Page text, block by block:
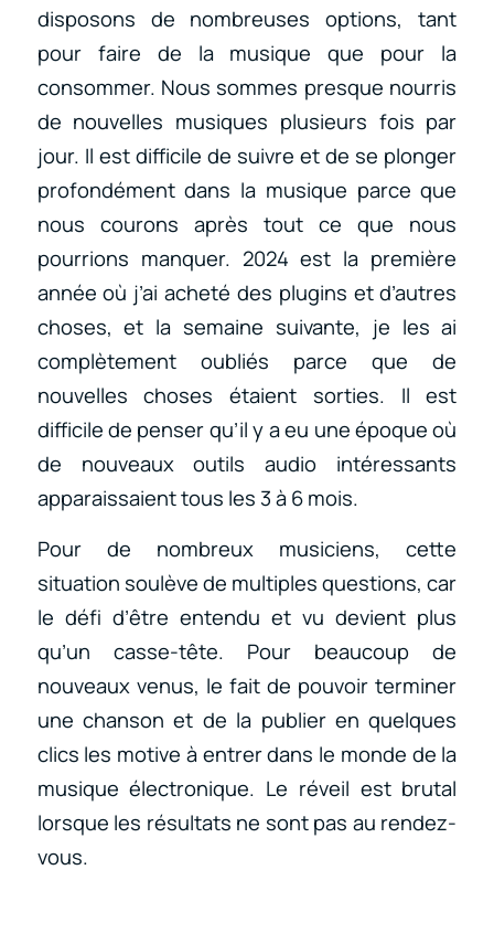
disposons de nombreuses options, tant
pour faire de la musique que pour la
consommer. Nous sommes presque nourris
de nouvelles musiques plusieurs fois par
jour. Il est difficile de suivre et de se plonger
profondément dans la musique parce que
nous courons après tout ce que nous
pourrions manquer. 2024 est la première
année où j’ai acheté des plugins et d’autres
choses, et la semaine suivante, je les ai
complètement oubliés parce que de
nouvelles choses étaient sorties. Il est
difficile de penser qu’il y a eu une époque où
de nouveaux outils audio intéressants
apparaissaient tous les 3 à 6 mois.
Pour de nombreux musiciens, cette
situation soulève de multiples questions, car
le défi d’être entendu et vu devient plus
qu’un casse-tête. Pour beaucoup de
nouveaux venus, le fait de pouvoir terminer
une chanson et de la publier en quelques
clics les motive à entrer dans le monde de la
musique électronique. Le réveil est brutal
lorsque les résultats ne sont pas au rendez-
vous.